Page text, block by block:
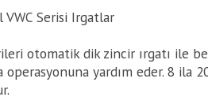
VWC Serisi Irgatlar
otomatik dik zincir ırgatı ile
operasyonuna yardım eder. 8 ila